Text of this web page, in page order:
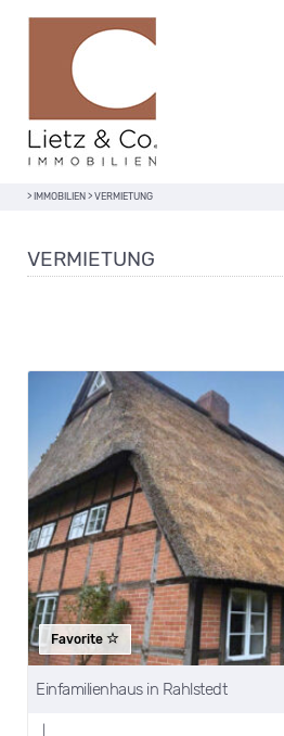
> IMMOBILIEN > VERMIETUNG
VERMIETUNG
Favorite
Einfamilienhaus in Rahlstedt